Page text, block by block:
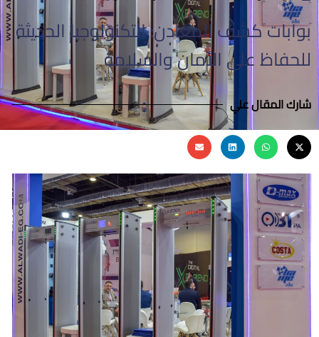
بوابات كشف المعادن: التكنولوجيا الحديثة
للحفاظ على الأمان والسلامة
شارك المقال علي